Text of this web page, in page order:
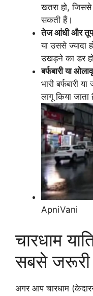
खतरा हो,
सकती हैं।
तेज आंधी और
या उससे ज्यादा
उखड़ने का डर
बर्फबारी या
भारी बर्फबारी
लागू किया जाता
ApniVani
चारधाम
सबसे जरूरी
अगर आप चारधाम